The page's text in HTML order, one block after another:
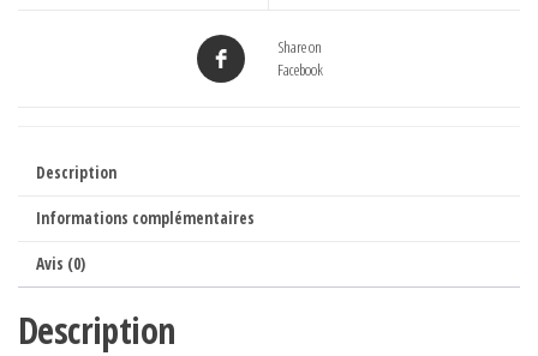
Share on
Facebook
Description
Informations complémentaires
Avis (0)
Description